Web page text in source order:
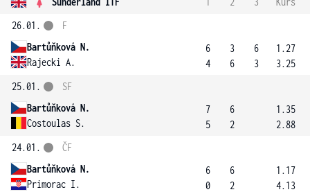
26.01.
Bartůňková N.
Rajecki A.
F
6
4
3
6
6
3
1.27
3.25
25.01.
Bartůňková N.
Costoulas S.
SF
7
5
6
2
1.35
2.88
24.01.
Bartůňková N.
Primorac I.
ČF
6
0
6
2
1.17
4.13